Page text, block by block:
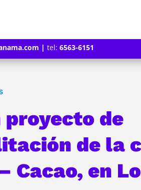
|tel: 6563-6151
de
de la
Cacao, en